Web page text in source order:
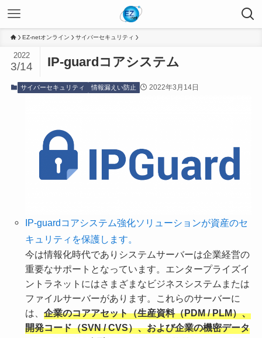
EZ-netオンライン サイバーセキュリティ
IP-guardコアシステム
2022
3/14
サイバーセキュリティ 情報漏えい防止 2022年3月14日
IP-guardコアシステム強化ソリューションが資産のセ
キュリティを保護します。
今は情報化時代でありシステムサーバーは企業経営の
重要なサポートとなっています。エンタープライズイ
ントラネットにはさまざまなビジネスシステムまたは
ファイルサーバーがあります。これらのサーバーに
は、企業のコアアセット（生産資料（PDM / PLM）、
開発コード（SVN / CVS）、および企業の機密データ